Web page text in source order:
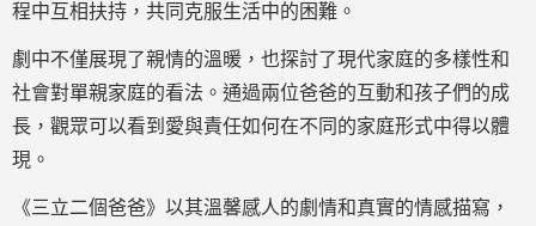
程中互相扶持，共同克服生活中的困難。
劇中不僅展現了親情的溫暖，也探討了現代家庭的多樣性和
社會對單親家庭的看法。通過兩位爸爸的互動和孩子們的成
長，觀眾可以看到愛與責任如何在不同的家庭形式中得以體
現。
《三立二個爸爸》以其溫馨感人的劇情和真實的情感描寫，